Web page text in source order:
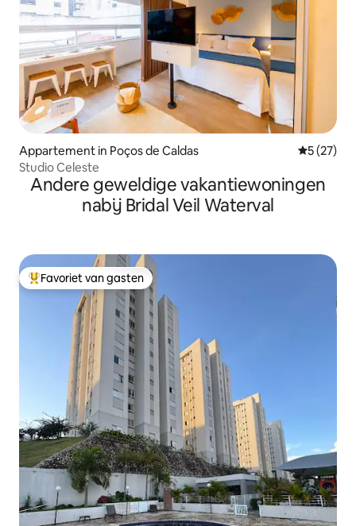
Appartement in Poços de Caldas
5 (27)
Studio Celeste
Andere geweldige vakantiewoningen
nabij Bridal Veil Waterval
Topfavoriet van gasten
Favoriet van gasten